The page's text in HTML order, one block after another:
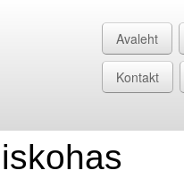
Avaleht
Kontakt